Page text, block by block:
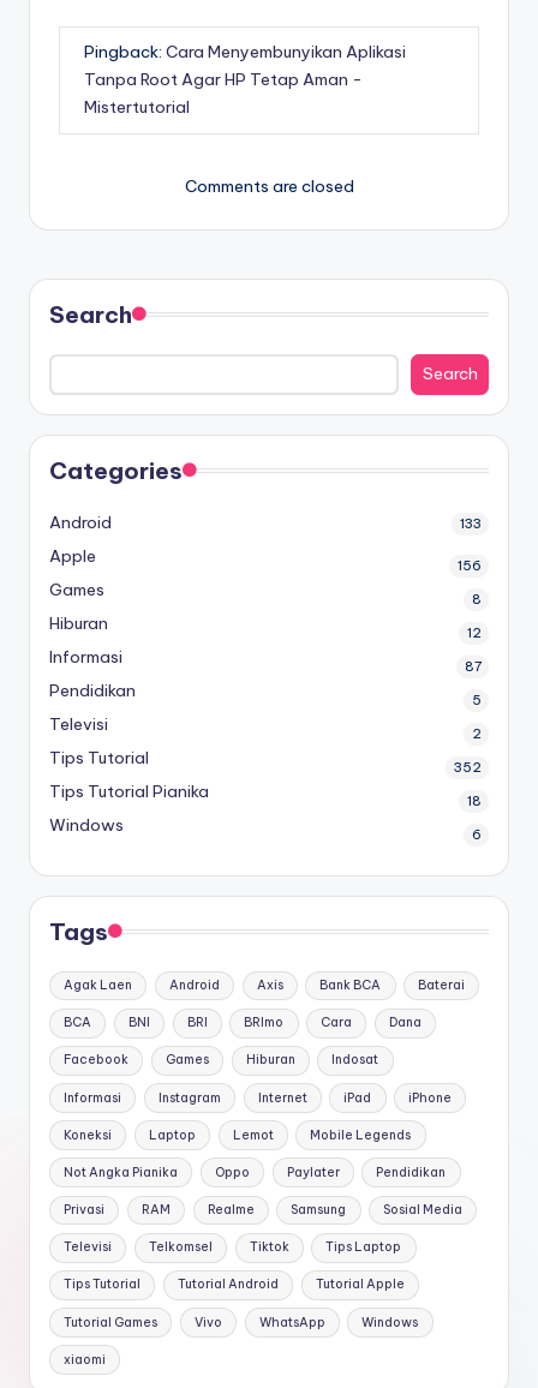
Pingback: Cara Menyembunyikan Aplikasi
Tanpa Root Agar HP Tetap Aman -
Mistertutorial
Comments are closed
Search
Search
Categories
Android 133
Apple 156
Games 8
Hiburan 12
Informasi 87
Pendidikan 5
Televisi 2
Tips Tutorial 352
Tips Tutorial Pianika 18
Windows 6
Tags
Agak Laen Android Axis Bank BCA Baterai
BCA BNI BRI BRImo Cara Dana
Facebook Games Hiburan Indosat
Informasi Instagram Internet iPad iPhone
Koneksi Laptop Lemot Mobile Legends
Not Angka Pianika Oppo Paylater Pendidikan
Privasi RAM Realme Samsung Sosial Media
Televisi Telkomsel Tiktok Tips Laptop
Tips Tutorial Tutorial Android Tutorial Apple
Tutorial Games Vivo WhatsApp Windows
xiaomi